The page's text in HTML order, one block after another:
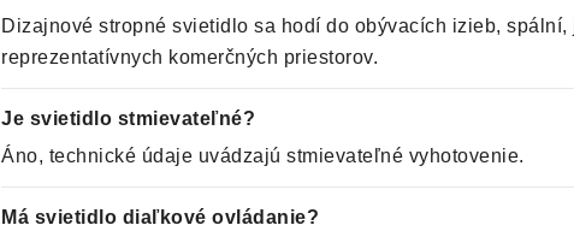
Dizajnové stropné svietidlo sa hodí do obývacích izieb,
reprezentatívnych komerčných priestorov.
Je svietidlo stmievateľné?
Áno, technické údaje uvádzajú stmievateľné vyhotovenie.
Má svietidlo diaľkové ovládanie?